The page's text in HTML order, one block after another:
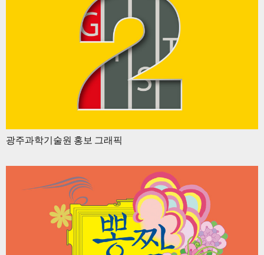
광주과학기술원 홍보 그래픽